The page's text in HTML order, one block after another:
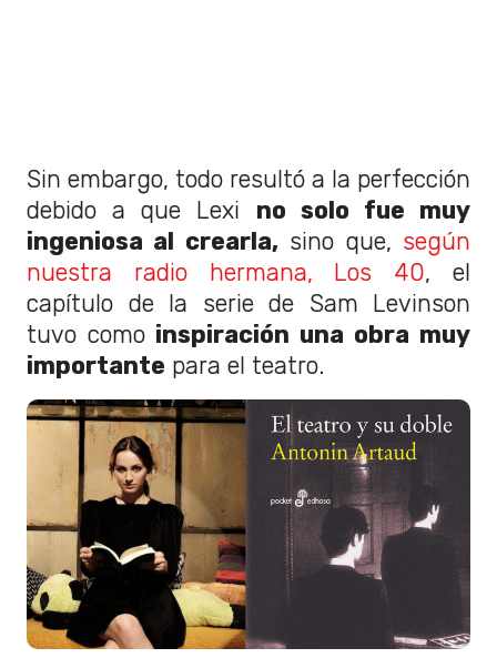
Sin embargo, todo resultó a la perfección
debido a que Lexi no solo fue muy
ingeniosa al crearla,sino que, según
nuestra radio hermana, Los 40, el
capítulo de la serie de Sam Levinson
tuvo como inspiración una obra muy
importante para el teatro.